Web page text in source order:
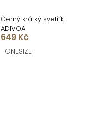
Černý krátký svetřík
ADIVOA
649 Kč
ONESIZE